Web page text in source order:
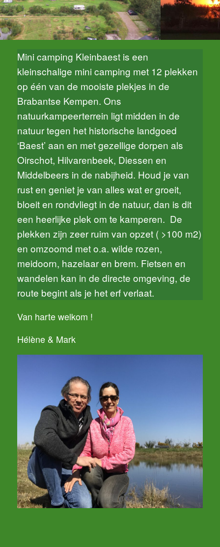
Mini camping Kleinbaest is een
kleinschalige mini camping met 12 plekken
op één van de mooiste plekjes in de
Brabantse Kempen. Ons
natuurkampeerterrein ligt midden in de
natuur tegen het historische landgoed
‘Baest’ aan en met gezellige dorpen als
Oirschot, Hilvarenbeek, Diessen en
Middelbeers in de nabijheid. Houd je van
rust en geniet je van alles wat er groeit,
bloeit en rondvliegt in de natuur, dan is dit
een heerlijke plek om te kamperen. De
plekken zijn zeer ruim van opzet ( >100 m2)
en omzoomd met o.a. wilde rozen,
meidoorn, hazelaar en brem. Fietsen en
wandelen kan in de directe omgeving, de
route begint als je het erf verlaat.
Van harte welkom !
Hélène & Mark